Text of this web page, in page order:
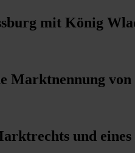
mit König
Marktnennung
und